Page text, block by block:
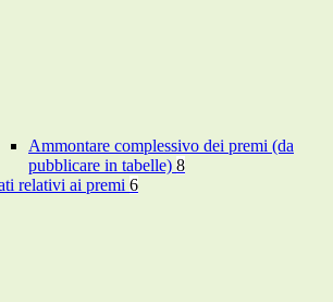
Ammontare complessivo dei premi (da
pubblicare in tabelle) 8
relativi ai premi 6